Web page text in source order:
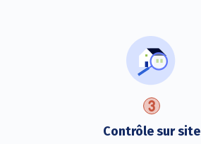
Contrôle sur site